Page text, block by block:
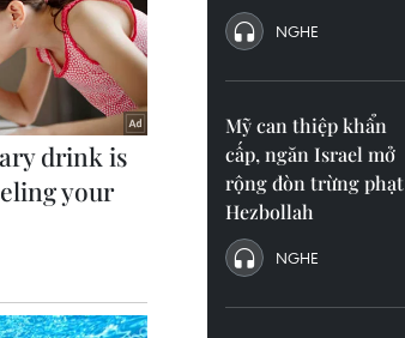
NGHE
Mỹ can thiệp khẩn
cấp, ngăn Israel mở
rộng đòn trừng phạt
Hezbollah
NGHE